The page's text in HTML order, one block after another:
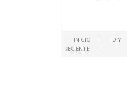
INICIO DIY
RECIENTE